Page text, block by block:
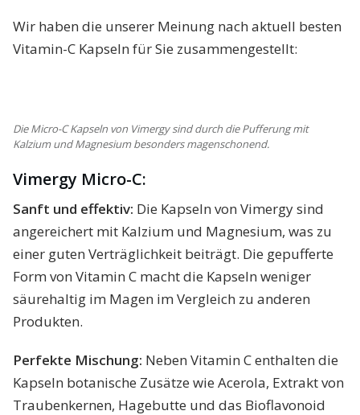
Wir haben die unserer Meinung nach aktuell besten
Vitamin-C Kapseln für Sie zusammengestellt:
Die Micro-C Kapseln von Vimergy sind durch die Pufferung mit
Kalzium und Magnesium besonders magenschonend.
Vimergy Micro-C:
Sanft und effektiv: Die Kapseln von Vimergy sind
angereichert mit Kalzium und Magnesium, was zu
einer guten Verträglichkeit beiträgt. Die gepufferte
Form von Vitamin C macht die Kapseln weniger
säurehaltig im Magen im Vergleich zu anderen
Produkten.
Perfekte Mischung: Neben Vitamin C enthalten die
Kapseln botanische Zusätze wie Acerola, Extrakt von
Traubenkernen, Hagebutte und das Bioflavonoid